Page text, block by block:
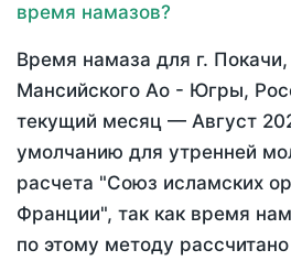
время намазов?
Время намаза для г.
Мансийского Ао - Югры,
текущий месяц — Август
умолчанию для утренней
расчета "Союз исламских
Франции", так как время
по этому методу